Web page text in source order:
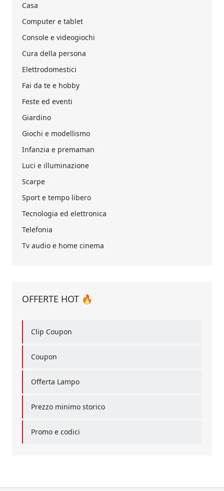
Casa
Computer e tablet
Console e videogiochi
Cura della persona
Elettrodomestici
Fai da te e hobby
Feste ed eventi
Giardino
Giochi e modellismo
Infanzia e premaman
Luci e illuminazione
Scarpe
Sport e tempo libero
Tecnologia ed elettronica
Telefonia
Tv audio e home cinema
OFFERTE HOT 🔥
Clip Coupon
Coupon
Offerta Lampo
Prezzo minimo storico
Promo e codici